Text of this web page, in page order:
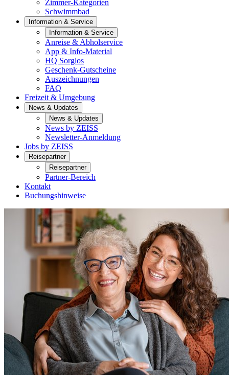
Zimmer-Kategorien
Schwimmbad
Information & Service
Information & Service
Anreise & Abholservice
App & Info-Material
HQ Sorglos
Geschenk-Gutscheine
Auszeichnungen
FAQ
Freizeit & Umgebung
News & Updates
News & Updates
News by ZEISS
Newsletter-Anmeldung
Jobs by ZEISS
Reisepartner
Reisepartner
Partner-Bereich
Kontakt
Buchungshinweise